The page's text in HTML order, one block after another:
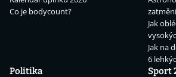
Co je bodycount?
Jak
Jak na
6
Politika
Sport